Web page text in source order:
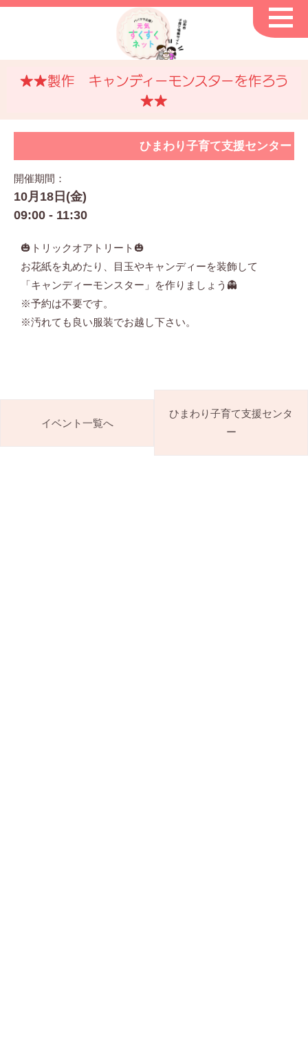
★★製作 キャンディーモンスターを作ろう
★★
ひまわり子育て支援センター
開催期間：
10月18日(金)
09:00 - 11:30
🎃トリックオアトリート🎃
お花紙を丸めたり、目玉やキャンディーを装飾して
「キャンディーモンスター」を作りましょう👻
※予約は不要です。
※汚れても良い服装でお越し下さい。
イベント一覧へ
ひまわり子育て支援センタ
ー